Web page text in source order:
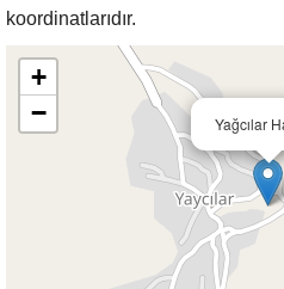
koordinatlarıdır.
Yağcılar
+
−